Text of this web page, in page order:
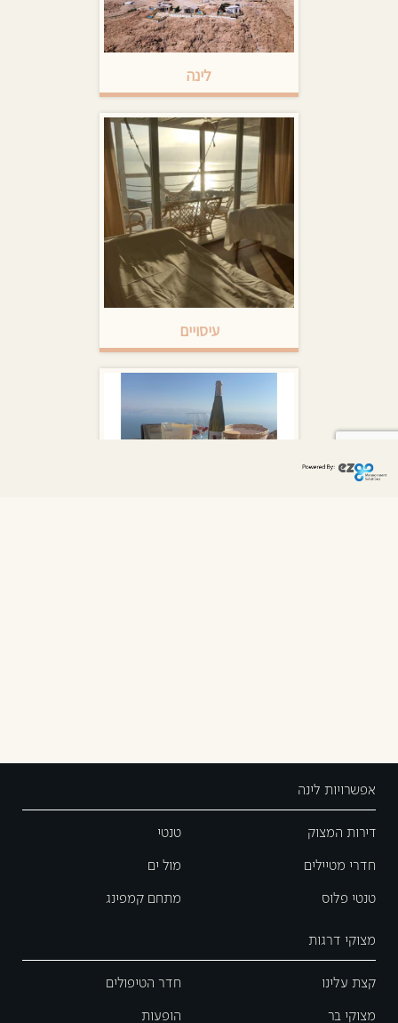
אפשרויות לינה
דירות המצוק
חדרי מטיילים
טנטי פלוס
טנטי
מול ים
מתחם קמפינג
מצוקי דרגות
קצת עלינו
מצוקי בר
חדר הטיפולים
הופעות